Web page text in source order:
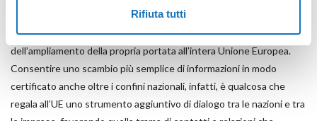
Rifiuta tutti
La prossima frontiera che la PEC andrà ad affrontare è quella
dell’ampliamento della propria portata all’intera Unione Europea.
Consentire uno scambio più semplice di informazioni in modo
certificato anche oltre i confini nazionali, infatti, è qualcosa che
regala all’UE uno strumento aggiuntivo di dialogo tra le nazioni e tra